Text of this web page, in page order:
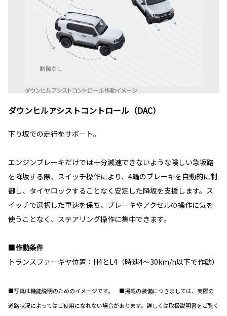
ダウンヒルアシストコントロール（DAC）
下り坂での走行をサポート。
エンジンブレーキだけでは十分減速できないような険しい急坂路
を降坂する際、スイッチ操作により、4輪のブレーキを自動的に制
御し、タイヤロックすることなく安定した降坂を支援します。ス
イッチで選択した車速を保ち、ブレーキやアクセルの操作に気を
使うことなく、ステアリング操作に集中できます。
■作動条件
トランスファーギヤ位置：H4とL4（時速4～30km/h以下で作動）
■写真は機能説明のためのイメージです。 ■掲載の装備につきましては、実際の
道路状況によってはご使用になれない場合があります。詳しくは取扱説明書をご覧く